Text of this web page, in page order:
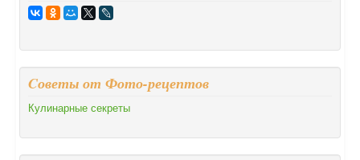
Cоветы от Фото-рецептов
Кулинарные секреты